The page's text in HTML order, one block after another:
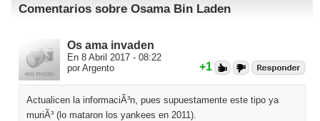
Comentarios sobre Osama Bin Laden
Os ama invaden
En 8 Abril 2017 - 08:22
por Argento
+1
Actualicen la informaciÃ³n, pues supuestamente este tipo ya
muriÃ³ (lo mataron los yankees en 2011).